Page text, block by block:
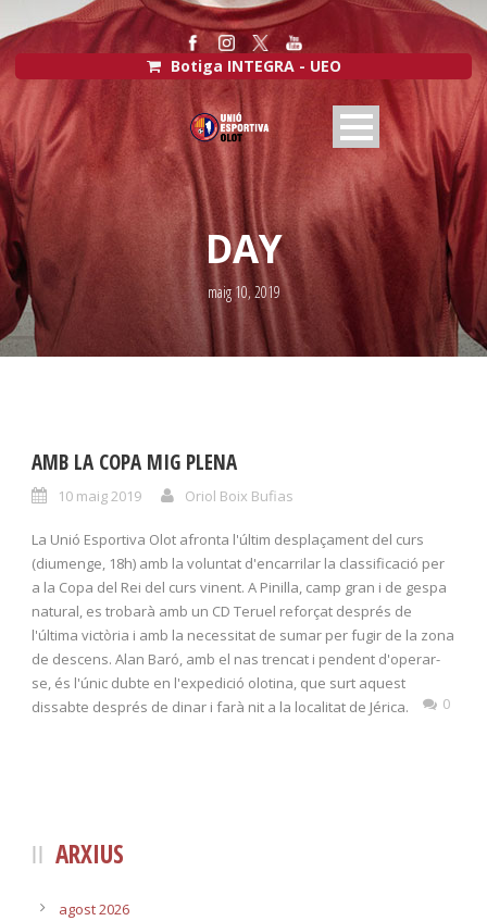
Botiga INTEGRA - UEO
DAY
maig 10, 2019
AMB LA COPA MIG PLENA
10 maig 2019 Oriol Boix Bufias
La Unió Esportiva Olot afronta l'últim desplaçament del curs
(diumenge, 18h) amb la voluntat d'encarrilar la classificació per
a la Copa del Rei del curs vinent. A Pinilla, camp gran i de gespa
natural, es trobarà amb un CD Teruel reforçat després de
l'última victòria i amb la necessitat de sumar per fugir de la zona
de descens. Alan Baró, amb el nas trencat i pendent d'operar-
se, és l'únic dubte en l'expedició olotina, que surt aquest
dissabte després de dinar i farà nit a la localitat de Jérica.
0
ARXIUS
agost 2026